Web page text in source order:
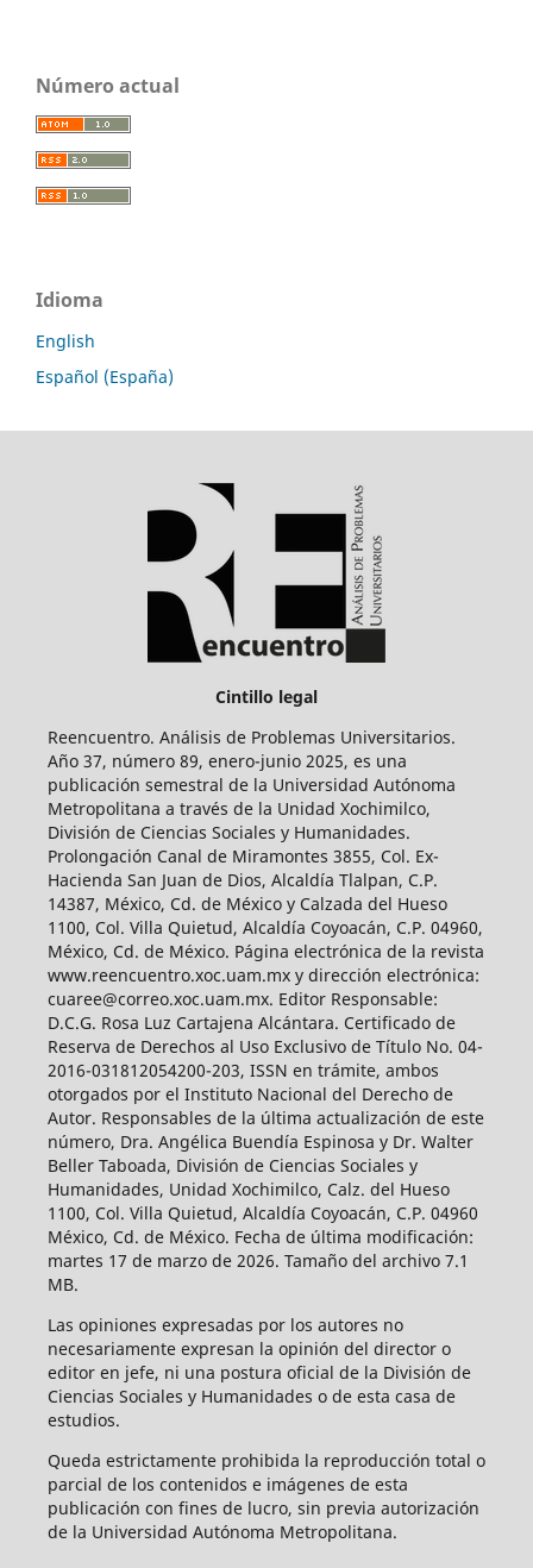
Número actual
Idioma
English
Español (España)
Cintillo legal
Reencuentro. Análisis de Problemas Universitarios.
Año 37, número 89, enero-junio 2025, es una
publicación semestral de la Universidad Autónoma
Metropolitana a través de la Unidad Xochimilco,
División de Ciencias Sociales y Humanidades.
Prolongación Canal de Miramontes 3855, Col. Ex-
Hacienda San Juan de Dios, Alcaldía Tlalpan, C.P.
14387, México, Cd. de México y Calzada del Hueso
1100, Col. Villa Quietud, Alcaldía Coyoacán, C.P. 04960,
México, Cd. de México. Página electrónica de la revista
www.reencuentro.xoc.uam.mx y dirección electrónica:
cuaree@correo.xoc.uam.mx. Editor Responsable:
D.C.G. Rosa Luz Cartajena Alcántara. Certificado de
Reserva de Derechos al Uso Exclusivo de Título No. 04-
2016-031812054200-203, ISSN en trámite, ambos
otorgados por el Instituto Nacional del Derecho de
Autor. Responsables de la última actualización de este
número, Dra. Angélica Buendía Espinosa y Dr. Walter
Beller Taboada, División de Ciencias Sociales y
Humanidades, Unidad Xochimilco, Calz. del Hueso
1100, Col. Villa Quietud, Alcaldía Coyoacán, C.P. 04960
México, Cd. de México. Fecha de última modificación:
martes 17 de marzo de 2026. Tamaño del archivo 7.1
MB.
Las opiniones expresadas por los autores no
necesariamente expresan la opinión del director o
editor en jefe, ni una postura oficial de la División de
Ciencias Sociales y Humanidades o de esta casa de
estudios.
Queda estrictamente prohibida la reproducción total o
parcial de los contenidos e imágenes de esta
publicación con fines de lucro, sin previa autorización
de la Universidad Autónoma Metropolitana.